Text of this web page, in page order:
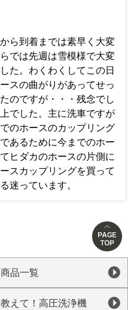
ら到着までは素早く大変
では先週は雪模様で大変
た。わくわくしてこの日
スの曲がりがあってせっ
のですが・・・残念でし
でした。主に洗車ですが
のホースのカップリング
あるために今までのホー
ヒダカのホースの片側に
スカップリングを買って
迷っています。
商品一覧
教えて！高圧洗浄機